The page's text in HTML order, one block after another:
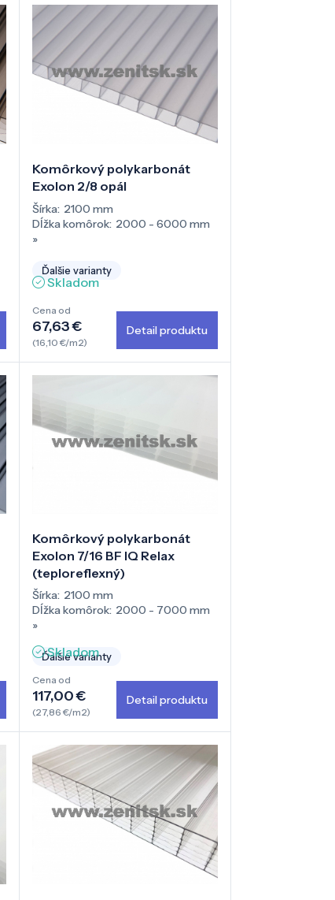
Komôrkový polykarbonát
Exolon 2/8 opál
Šírka: 2100 mm
Dĺžka komôrok: 2000 - 6000 mm
»
Ďalšie varianty
Skladom
Cena od
67,63 €
(16,10 €/m2)
Detail produktu
Komôrkový polykarbonát
Exolon 7/16 BF IQ Relax
(teploreflexný)
Šírka: 2100 mm
Dĺžka komôrok: 2000 - 7000 mm
»
Ďalšie varianty
Skladom
Cena od
117,00 €
(27,86 €/m2)
Detail produktu